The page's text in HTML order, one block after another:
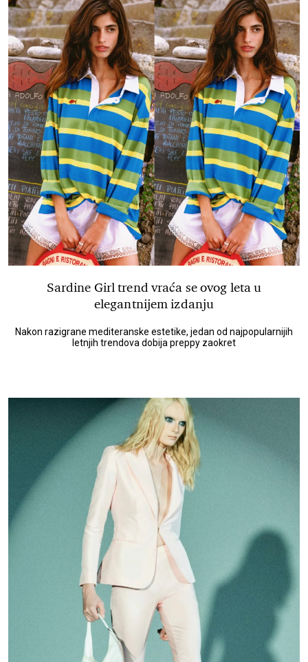
Sardine Girl trend vraća se ovog leta u
elegantnijem izdanju
Nakon razigrane mediteranske estetike, jedan od najpopularnijih
letnjih trendova dobija preppy zaokret